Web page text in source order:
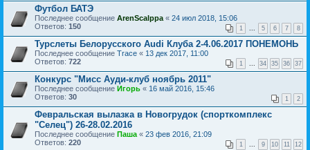
Футбол БАТЭ
Последнее сообщение ArenScalppa « 24 июл 2018, 15:06
Ответов: 150 1 ... 5 6 7 8
Турслеты Белорусского Audi Клуба 2-4.06.2017 ПОНЕМОНЬ
Последнее сообщение Trace « 13 дек 2017, 11:00
Ответов: 722 1 ... 34 35 36 37
Конкурс "Мисс Ауди-клуб ноябрь 2011"
Последнее сообщение Игорь « 16 май 2016, 15:46
Ответов: 30 1 2
Февральская вылазка в Новогрудок (спорткомплекс
"Селец") 26-28.02.2016
Последнее сообщение Паша « 23 фев 2016, 21:09
Ответов: 220 1 ... 9 10 11 12